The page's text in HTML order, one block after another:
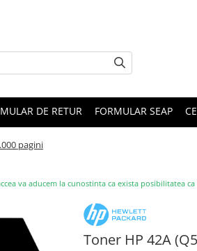
DE RETUR FORMULAR SEAP
pagini
va aducem la cunostinta ca exista posibilitatea
Toner HP 42A